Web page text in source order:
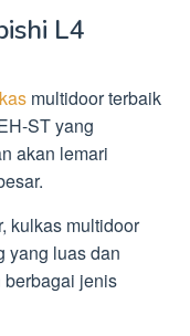
L4
multidoor terbaik
ST yang
akan lemari
kulkas multidoor
yang luas dan
berbagai jenis